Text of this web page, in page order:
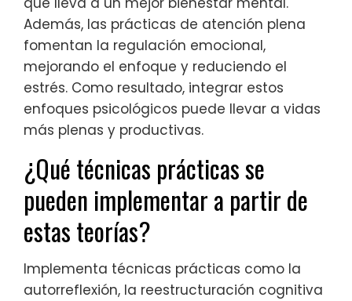
Además, las prácticas de atención plena
fomentan la regulación emocional,
mejorando el enfoque y reduciendo el
estrés. Como resultado, integrar estos
enfoques psicológicos puede llevar a vidas
más plenas y productivas.
¿Qué técnicas prácticas se
pueden implementar a partir de
estas teorías?
Implementa técnicas prácticas como la
autorreflexión, la reestructuración cognitiva